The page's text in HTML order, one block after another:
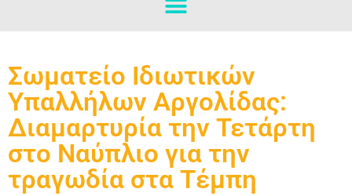
Σωματείο Ιδιωτικών
Υπαλλήλων Αργολίδας:
Διαμαρτυρία την Τετάρτη
στο Ναύπλιο για την
τραγωδία στα Τέμπη